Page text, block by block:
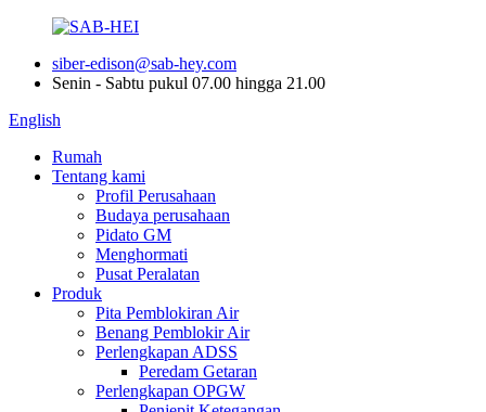
siber-edison@sab-hey.com
Senin - Sabtu pukul 07.00 hingga 21.00
English
Rumah
Tentang kami
Profil Perusahaan
Budaya perusahaan
Pidato GM
Menghormati
Pusat Peralatan
Produk
Pita Pemblokiran Air
Benang Pemblokir Air
Perlengkapan ADSS
Peredam Getaran
Perlengkapan OPGW